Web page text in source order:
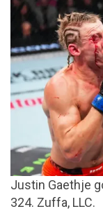
Justin Gaethje
324. Zuffa, LLC.